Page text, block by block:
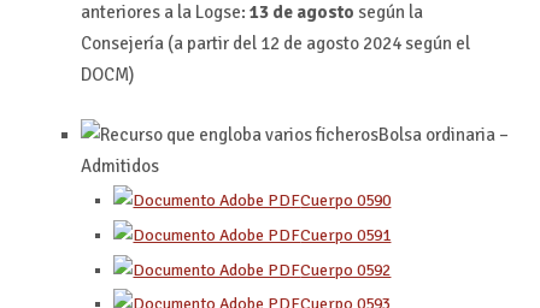
anteriores a la Logse: 13 de agosto según la
Consejería (a partir del 12 de agosto 2024 según el
DOCM)
Bolsa ordinaria –
Admitidos
Cuerpo 0590
Cuerpo 0591
Cuerpo 0592